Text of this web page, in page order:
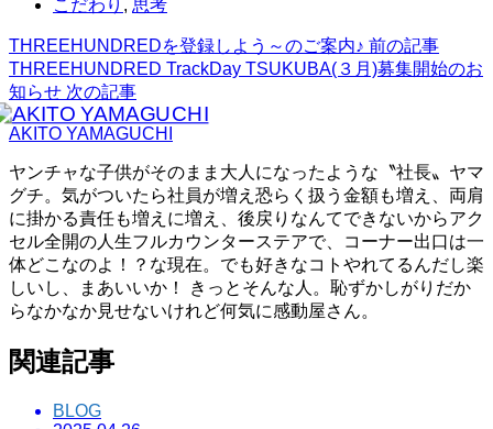
こだわり , 思考
THREEHUNDREDを登録しよう～のご案内♪ 前の記事
THREEHUNDRED TrackDay TSUKUBA(３月)募集開始のお
知らせ 次の記事
AKITO YAMAGUCHI
ヤンチャな子供がそのまま大人になったような〝社長〟ヤマ
グチ。気がついたら社員が増え恐らく扱う金額も増え、両肩
に掛かる責任も増えに増え、後戻りなんてできないからアク
セル全開の人生フルカウンターステアで、コーナー出口は一
体どこなのよ！？な現在。でも好きなコトやれてるんだし楽
しいし、まあいいか！ きっとそんな人。恥ずかしがりだか
らなかなか見せないけれど何気に感動屋さん。
関連記事
BLOG